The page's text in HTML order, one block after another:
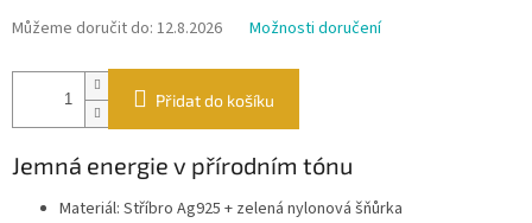
Můžeme doručit do: 12.8.2026 Možnosti doručení
Přidat do košíku
Jemná energie v přírodním tónu
Materiál: Stříbro Ag925 + zelená nylonová šňůrka